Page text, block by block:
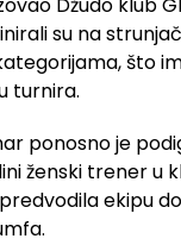
Džudo klub
su na
što
turnira.
ponosno je
ženski trener u
ekipu